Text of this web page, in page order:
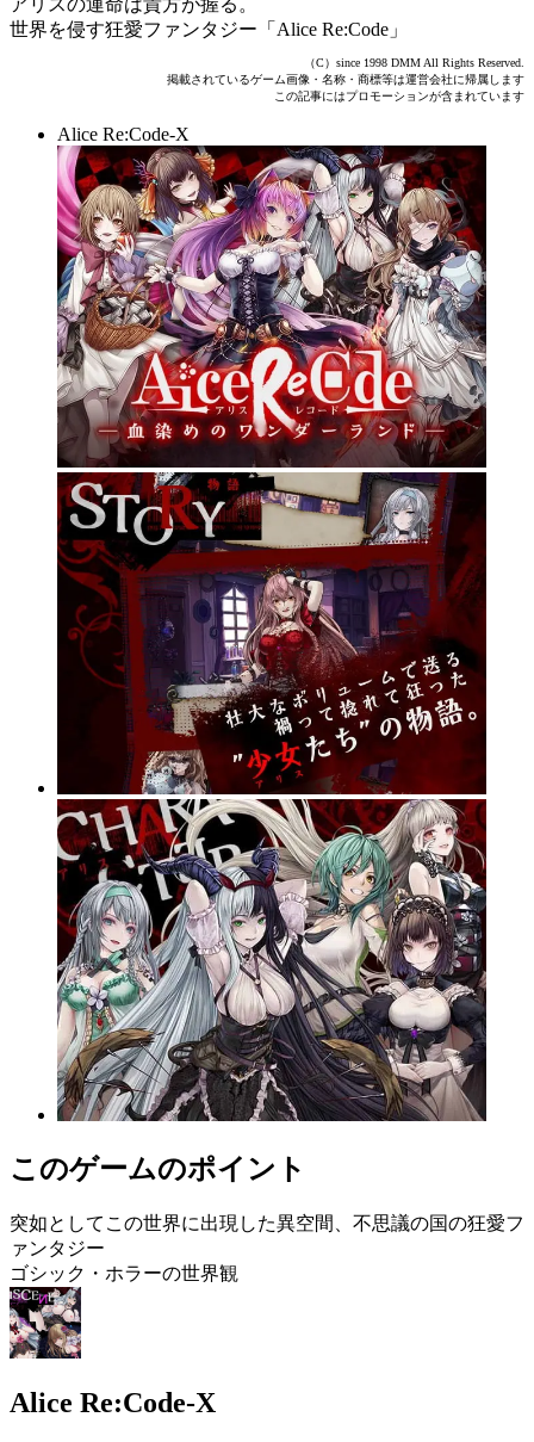
世界を侵す狂愛ファンタジー「Alice Re:Code」
（C）since 1998 DMM All Rights Reserved.
掲載されているゲーム画像・名称・商標等は運営会社に帰属します
この記事にはプロモーションが含まれています
Alice Re:Code-X
このゲームのポイント
突如としてこの世界に出現した異空間、不思議の国の狂愛フ
ァンタジー
ゴシック・ホラーの世界観
Alice Re:Code-X